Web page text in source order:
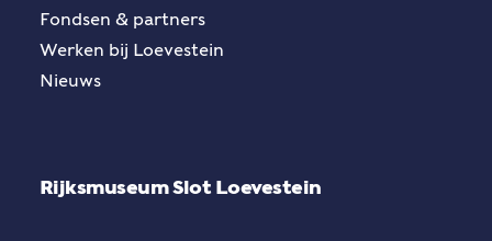
Fondsen & partners
Werken bij Loevestein
Nieuws
Rijksmuseum Slot Loevestein